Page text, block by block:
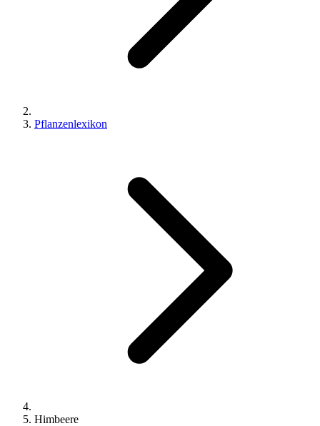
Pflanzenlexikon
Himbeere